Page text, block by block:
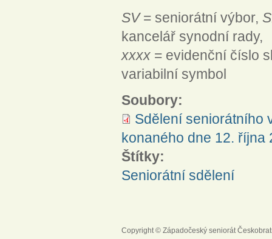
SV= seniorátní výbor,
kancelář synodní rady,
xxxx = evidenční číslo
variabilní symbol
Soubory:
Sdělení seniorátního
konaného dne 12. října
Štítky:
Seniorátní sdělení
Copyright © Západočeský seniorát